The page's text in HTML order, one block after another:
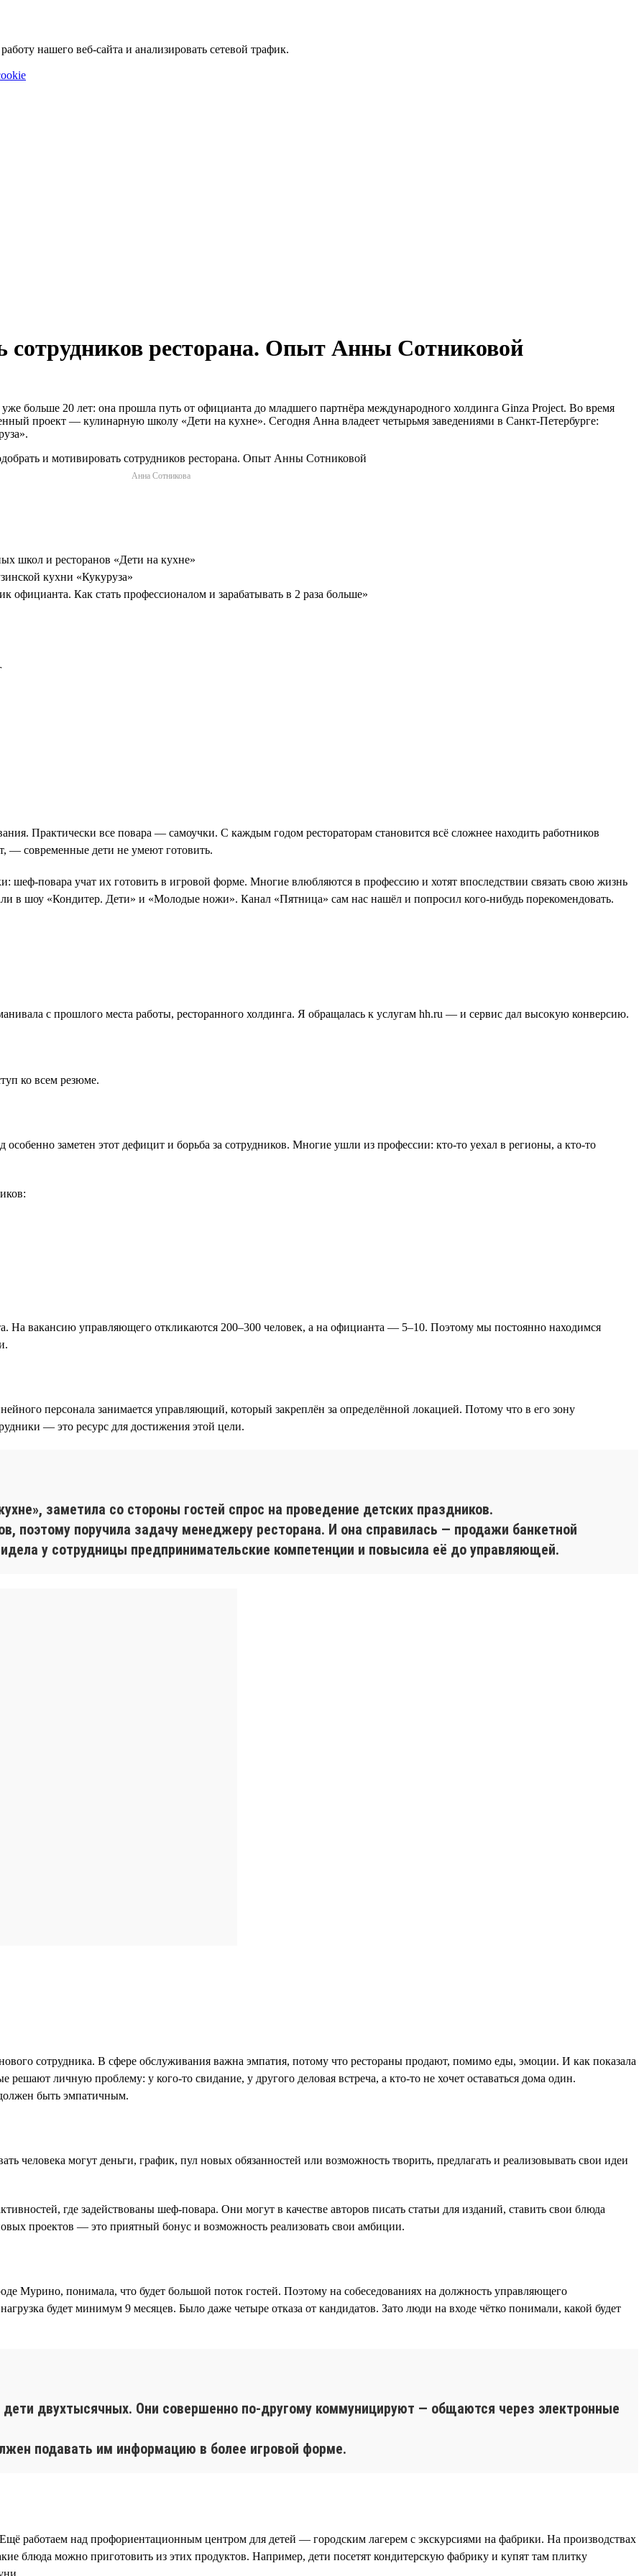
нашего веб-сайта и анализировать сетевой трафик.
сотрудников ресторана. Опыт Анны Сотниковой
больше 20 лет: она прошла путь от официанта до младшего партнёра международного холдинга Ginza Project. Во время
проект — кулинарную школу «Дети на кухне». Сегодня Анна владеет четырьмя заведениями в Санкт-Петербурге:
Анна Сотникова
школ и ресторанов «Дети на кухне»
кухни «Кукуруза»
официанта. Как стать профессионалом и зарабатывать в 2 раза больше»
Практически все повара — самоучки. С каждым годом рестораторам становится всё сложнее находить работников
— современные дети не умеют готовить.
шеф-повара учат их готовить в игровой форме. Многие влюбляются в профессию и хотят впоследствии связать свою жизнь
в шоу «Кондитер. Дети» и «Молодые ножи». Канал «Пятница» сам нас нашёл и попросил кого-нибудь порекомендовать.
с прошлого места работы, ресторанного холдинга. Я обращалась к услугам hh.ru — и сервис дал высокую конверсию.
ко всем резюме.
заметен этот дефицит и борьба за сотрудников. Многие ушли из профессии: кто-то уехал в регионы, а кто-то
На вакансию управляющего откликаются 200–300 человек, а на официанта — 5–10. Поэтому мы постоянно находимся
персонала занимается управляющий, который закреплён за определённой локацией. Потому что в его зону
— это ресурс для достижения этой цели.
заметила со стороны гостей спрос на проведение детских праздников.
поэтому поручила задачу менеджеру ресторана. И она справилась — продажи банкетной
у сотрудницы предпринимательские компетенции и повысила её до управляющей.
сотрудника. В сфере обслуживания важна эмпатия, потому что рестораны продают, помимо еды, эмоции. И как показала
решают личную проблему: у кого-то свидание, у другого деловая встреча, а кто-то не хочет оставаться дома один.
быть эмпатичным.
могут деньги, график, пул новых обязанностей или возможность творить, предлагать и реализовывать свои идеи
где задействованы шеф-повара. Они могут в качестве авторов писать статьи для изданий, ставить свои блюда
проектов — это приятный бонус и возможность реализовать свои амбиции.
Мурино, понимала, что будет большой поток гостей. Поэтому на собеседованиях на должность управляющего
будет минимум 9 месяцев. Было даже четыре отказа от кандидатов. Зато люди на входе чётко понимали, какой будет
дети двухтысячных. Они совершенно по-другому коммуницируют — общаются через электронные
подавать им информацию в более игровой форме.
работаем над профориентационным центром для детей — городским лагерем с экскурсиями на фабрики. На производствах
блюда можно приготовить из этих продуктов. Например, дети посетят кондитерскую фабрику и купят там плитку